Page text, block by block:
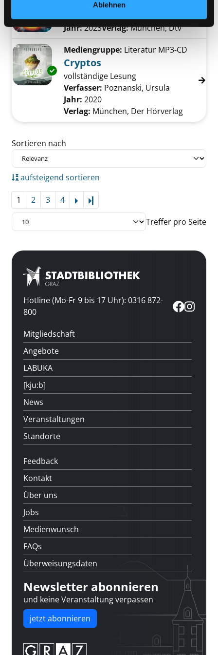
Ablehnen
Exemplar-Details von Askendor anzeigen
Spiel mit der Wirklichkeit ; Roman
Suche
Jahr:2023Verlag:München, Dtv
Exemplar-Details von Cryptos anzeigen
Mediengruppe: Literatur MP3-CD
Cryptos
vollständige Lesung
Verfasser: Poznanski, Ursula
Jahr: 2020
Verlag: München, Der Hörverlag
Zu den Suchfiltern springen
Sortieren nach
aufsteigend sortieren
1 2 3 4
Treffer pro Seite
Hotline (Mo-Fr 9 bis 17 Uhr): 0316 872-
800
Mitgliedschaft
Angebote
LABUKA
[kju:b]
News
Veranstaltungen
Standorte
Feedback
Kontakt
Über uns
Jobs
Medienwunsch
FAQs
Überweisungsdaten
Newsletter abonnieren
und keine Veranstaltung verpassen
jetzt abonnieren